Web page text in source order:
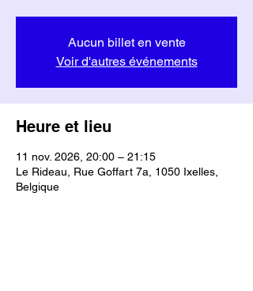
Aucun billet en vente
Voir d'autres événements
Heure et lieu
11 nov. 2026, 20:00 – 21:15
Le Rideau, Rue Goffart 7a, 1050 Ixelles,
Belgique